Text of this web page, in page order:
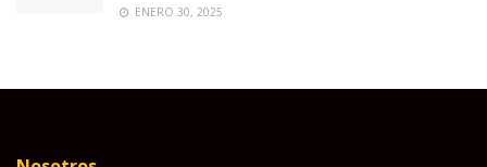
ENERO 30, 2025